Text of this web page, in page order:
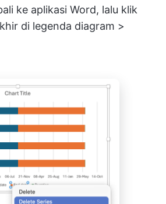
ke aplikasi Word, lalu klik
di legenda diagram >